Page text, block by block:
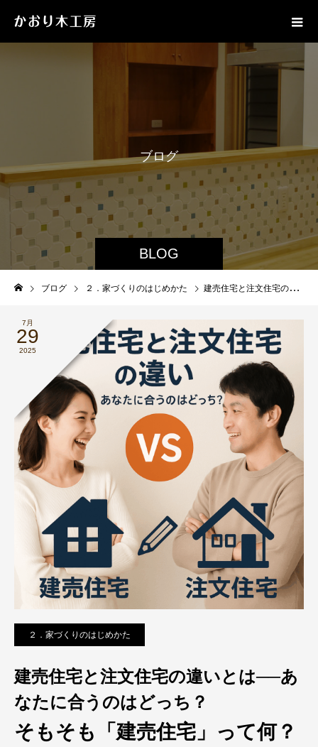
BLOG
ブログ
ブログ ２．家づくりのはじめかた 建売住宅と注文住宅の違いとは──あなたに合うのはどっち？
7月
29
2025
２．家づくりのはじめかた
建売住宅と注文住宅の違いとは──あ
なたに合うのはどっち？
そもそも「建売住宅」って何？